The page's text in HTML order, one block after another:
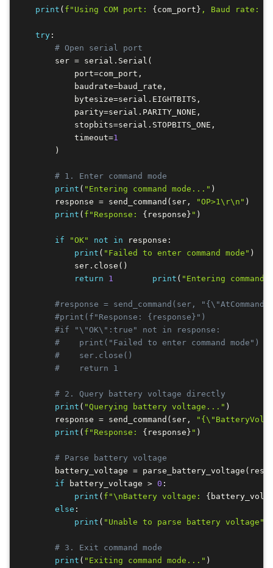
print ( f"Using COM port: { com_port } , Baud rate:
try :
# Open serial port
        ser
= serial . Serial (
            port
=com_port ,
            baudrate
=baud_rate ,
            bytesize
=serial . EIGHTBITS ,
            parity
=serial . PARITY_NONE ,
            stopbits
=serial . STOPBITS_ONE ,
            timeout
=1
)
# 1. Enter command mode
print ( "Entering command mode..." )
        response
= send_command ( ser , "OP>1\r\n" )
print ( f"Response: { response } " )
if "OK" not in response :
print ( "Failed to enter command mode" )
            ser
. close ( )
return
1 print ( "Entering command
#response = send_command(ser,
#print(f"Response: {response}")
#if "\"OK\":true" not in response:
#    print("Failed to enter command mode")
#    ser.close()
#    return 1
# 2. Query battery voltage directly
print ( "Querying battery voltage..." )
        response
= send_command ( ser ,
print ( f"Response: { response } " )
# Parse battery voltage
        battery_voltage
= parse_battery_voltage (
if battery_voltage > 0 :
print ( f"\nBattery voltage: {
else :
print ( "Unable to parse battery voltage"
# 3. Exit command mode
print ( "Exiting command mode..." )